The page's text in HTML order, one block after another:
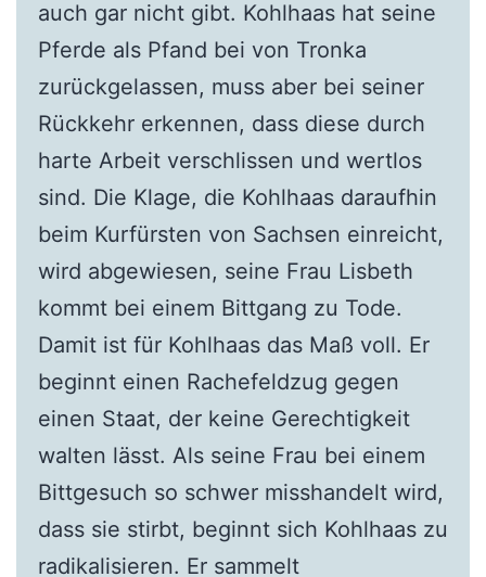
auch gar nicht gibt. Kohlhaas hat seine
Pferde als Pfand bei von Tronka
zurückgelassen, muss aber bei seiner
Rückkehr erkennen, dass diese durch
harte Arbeit verschlissen und wertlos
sind. Die Klage, die Kohlhaas daraufhin
beim Kurfürsten von Sachsen einreicht,
wird abgewiesen, seine Frau Lisbeth
kommt bei einem Bittgang zu Tode.
Damit ist für Kohlhaas das Maß voll. Er
beginnt einen Rachefeldzug gegen
einen Staat, der keine Gerechtigkeit
walten lässt. Als seine Frau bei einem
Bittgesuch so schwer misshandelt wird,
dass sie stirbt, beginnt sich Kohlhaas zu
radikalisieren. Er sammelt